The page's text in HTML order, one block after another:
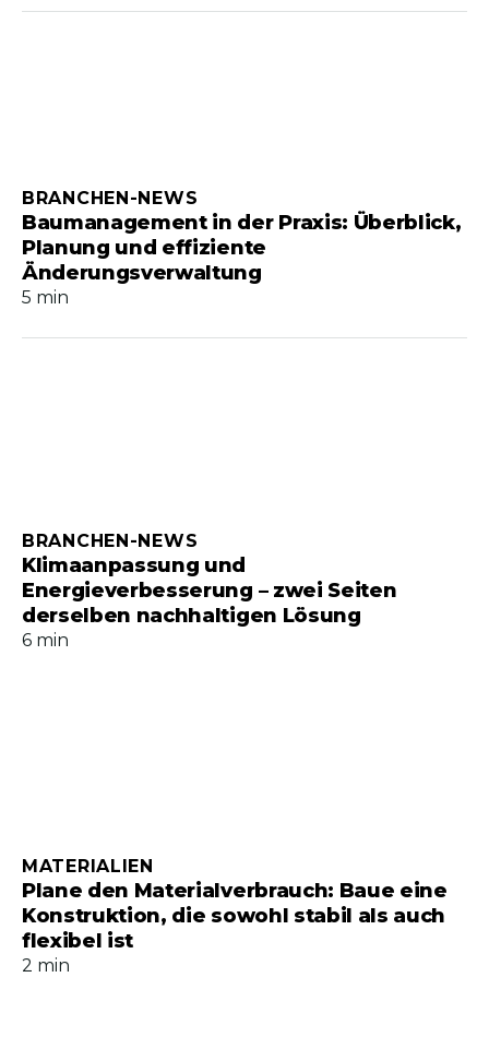
Baumanagement in der Praxis: Überblick,
Planung und effiziente
Änderungsverwaltung
BRANCHEN-NEWS
5 min
Klimaanpassung und
Energieverbesserung – zwei Seiten
derselben nachhaltigen Lösung
BRANCHEN-NEWS
6 min
Plane den Materialverbrauch: Baue eine
Konstruktion, die sowohl stabil als auch
flexibel ist
MATERIALIEN
2 min